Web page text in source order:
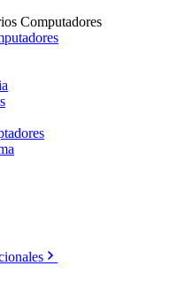
Computadores